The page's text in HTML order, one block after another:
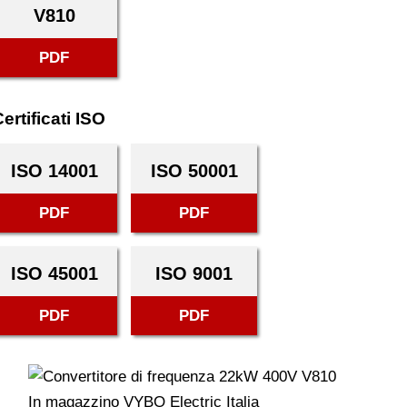
V810
PDF
ISO
ISO 14001
PDF
ISO 50001
PDF
ISO 45001
PDF
ISO 9001
PDF